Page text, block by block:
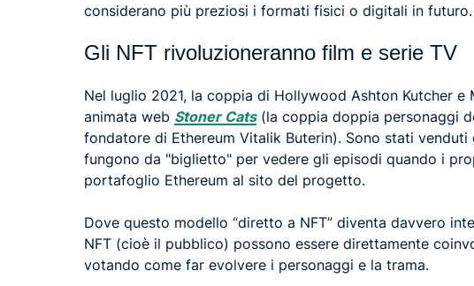
considerano più preziosi i formati fisici o digitali in futuro.
Gli NFT rivoluzioneranno film e serie TV
Nel luglio 2021, la coppia di Hollywood Ashton Kutcher e
animata web Stoner Cats(la coppia doppia personaggi
fondatore di Ethereum Vitalik Buterin). Sono stati venduti
fungono da "biglietto" per vedere gli episodi quando i
portafoglio Ethereum al sito del progetto.
Dove questo modello “diretto a NFT” diventa davvero
NFT (cioè il pubblico) possono essere direttamente
votando come far evolvere i personaggi e la trama.